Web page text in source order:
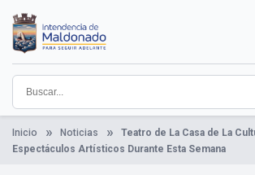
contenido
principal
Institucional
Municipios
Descubre Maldonado
Comunicación
Servicios
Guía De Trámites
Ver Noticias
Inicio Noticias
Teatro de La Casa de La
Espectáculos Artísticos Durante Esta Semana